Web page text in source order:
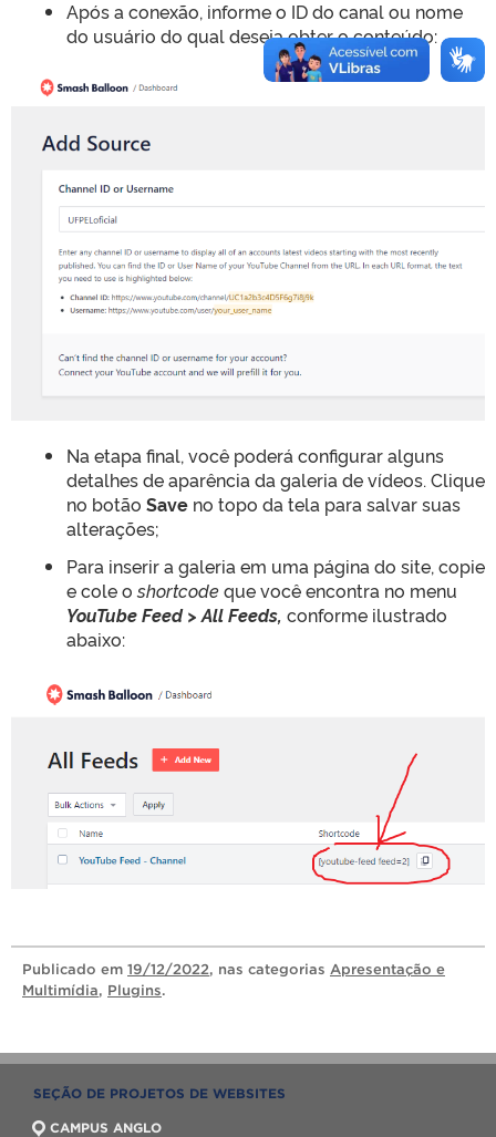
Após a conexão, informe o ID do canal ou nome
do usuário do qual deseja obter o conteúdo:
Na etapa final, você poderá configurar alguns
detalhes de aparência da galeria de vídeos. Clique
no botão Save no topo da tela para salvar suas
alterações;
Para inserir a galeria em uma página do site, copie
e cole oshortcodeque você encontra no menu
YouTube Feed > All Feeds, conforme ilustrado
abaixo:
Publicado em 19/12/2022, nas categorias Apresentação e
Multimídia, Plugins.
SEÇÃO DE PROJETOS DE WEBSITES
CAMPUS ANGLO